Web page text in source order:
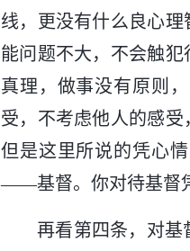
线，更没有什么良心
能问题不大，不会触
真理，做事没有原则
受，不考虑他人的感受
但是这里所说的凭心
——基督。你对待基督
再看第四条，对基